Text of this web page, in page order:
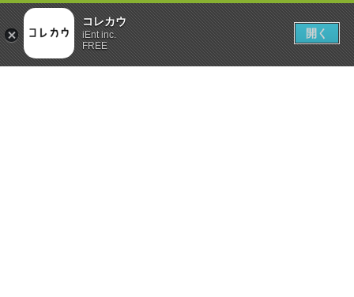
コレカウ
iEnt inc.
FREE
開く